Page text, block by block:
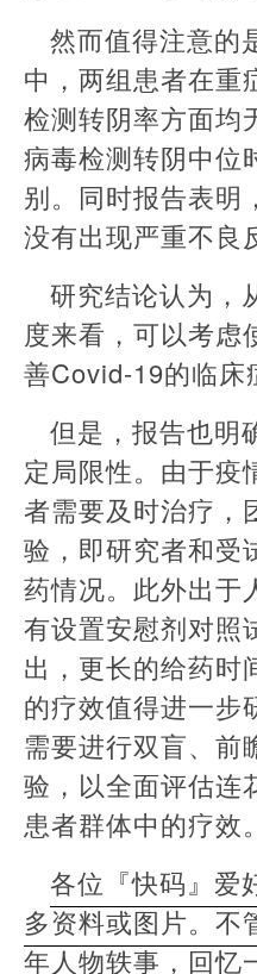
然而值得注意的
中，两组患者在重
检测转阴率方面均
病毒检测转阴中位
别。同时报告表明
没有出现严重不良
研究结论认为，
度来看，可以考虑
善Covid-19的临床
但是，报告也明
定局限性。由于疫
者需要及时治疗，
验，即研究者和受
药情况。此外出于
有设置安慰剂对照
出，更长的给药时
的疗效值得进一步
需要进行双盲、前
验，以全面评估连
患者群体中的疗效。
各位『快码』爱
多资料或图片。不
年人物轶事，回忆